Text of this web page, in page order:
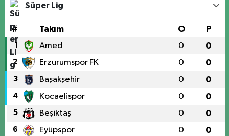
Süper Lig
# Takım O P
1 Amed 0 0
2 Erzurumspor FK 0 0
3 Başakşehir 0 0
4 Kocaelispor 0 0
5 Beşiktaş 0 0
6 Eyüpspor 0 0